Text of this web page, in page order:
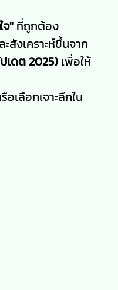
จ"ที่ถูกต้อง
สังเคราะห์ขึ้นจาก
เดต 2025) เพื่อให้
เลือกเจาะลึกใน